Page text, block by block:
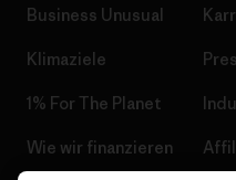
Business Unusual
Klimaziele
1% For The Planet
Wie wir finanzieren